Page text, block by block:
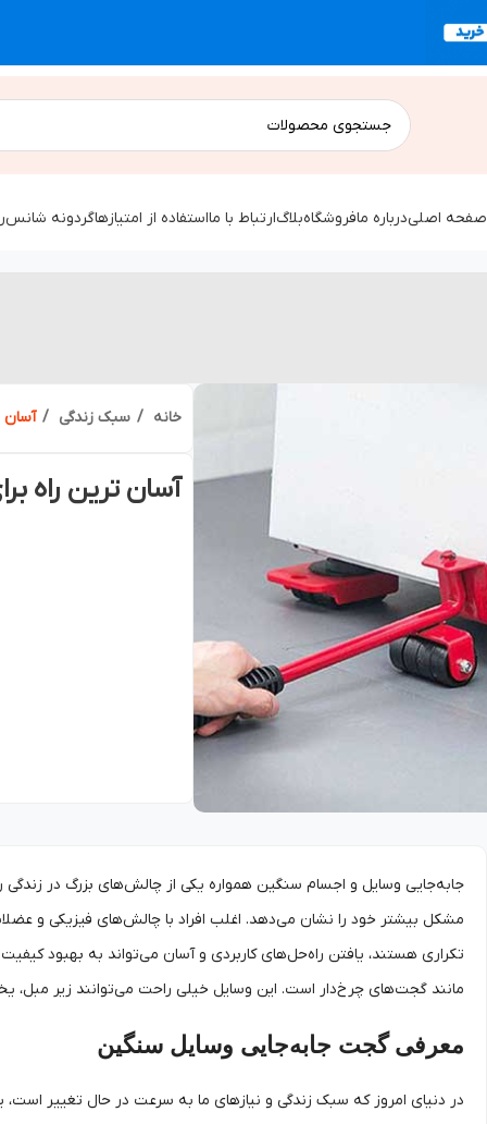
صفحه اصلیدرباره مافروشگاهبلاگارتباط با مااستفاده از امتیازهاگردونه شانس
خانه سبک زندگی آسان
آسان ترین راه
جابه‌جایی وسایل و اجسام سنگین همواره یکی از چالش‌های بزرگ در
مشکل بیشتر خود را نشان می‌دهد. اغلب افراد با چالش‌های فیزیکی و
تکراری هستند، یافتن راه‌حل‌های کاربردی و آسان می‌تواند به بهبود
مانند گجت‌های چرخ‌دار است. این وسایل خیلی راحت می‌توانند زیر مبل‌،
معرفی گجت جابه‌جایی وسایل سنگین
در دنیای امروز که سبک زندگی و نیازهای ما به سرعت در حال تغییر